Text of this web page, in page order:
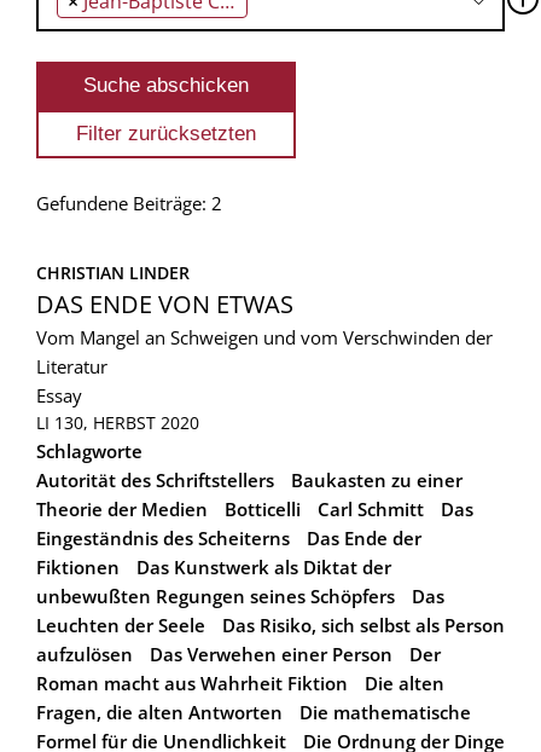
Gefundene Beiträge: 2
CHRISTIAN LINDER
DAS ENDE VON ETWAS
Vom Mangel an Schweigen und vom Verschwinden der
Literatur
Essay
LI 130, HERBST 2020
Schlagworte
Autorität des Schriftstellers
Baukasten zu einer
Theorie der Medien
Botticelli Carl Schmitt
Das
Eingeständnis des Scheiterns
Das Ende der
Fiktionen
Das Kunstwerk als Diktat der
unbewußten Regungen seines Schöpfers
Das
Leuchten der Seele
Das Risiko, sich selbst als Person
aufzulösen
Das Verwehen einer Person
Der
Roman macht aus Wahrheit Fiktion
Die alten
Fragen, die alten Antworten
Die mathematische
Formel für die Unendlichkeit
Die Ordnung der Dinge